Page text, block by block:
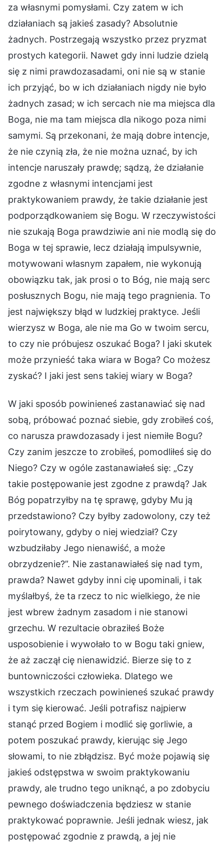
za własnymi pomysłami. Czy zatem w ich
działaniach są jakieś zasady? Absolutnie
żadnych. Postrzegają wszystko przez pryzmat
prostych kategorii. Nawet gdy inni ludzie dzielą
się z nimi prawdozasadami, oni nie są w stanie
ich przyjąć, bo w ich działaniach nigdy nie było
żadnych zasad; w ich sercach nie ma miejsca dla
Boga, nie ma tam miejsca dla nikogo poza nimi
samymi. Są przekonani, że mają dobre intencje,
że nie czynią zła, że nie można uznać, by ich
intencje naruszały prawdę; sądzą, że działanie
zgodne z własnymi intencjami jest
praktykowaniem prawdy, że takie działanie jest
podporządkowaniem się Bogu. W rzeczywistości
nie szukają Boga prawdziwie ani nie modlą się do
Boga w tej sprawie, lecz działają impulsywnie,
motywowani własnym zapałem, nie wykonują
obowiązku tak, jak prosi o to Bóg, nie mają serc
posłusznych Bogu, nie mają tego pragnienia. To
jest największy błąd w ludzkiej praktyce. Jeśli
wierzysz w Boga, ale nie ma Go w twoim sercu,
to czy nie próbujesz oszukać Boga? I jaki skutek
może przynieść taka wiara w Boga? Co możesz
zyskać? I jaki jest sens takiej wiary w Boga?
W jaki sposób powinieneś zastanawiać się nad
sobą, próbować poznać siebie, gdy zrobiłeś coś,
co narusza prawdozasady i jest niemiłe Bogu?
Czy zanim jeszcze to zrobiłeś, pomodliłeś się do
Niego? Czy w ogóle zastanawiałeś się: „Czy
takie postępowanie jest zgodne z prawdą? Jak
Bóg popatrzyłby na tę sprawę, gdyby Mu ją
przedstawiono? Czy byłby zadowolony, czy też
poirytowany, gdyby o niej wiedział? Czy
wzbudziłaby Jego nienawiść, a może
obrzydzenie?”. Nie zastanawiałeś się nad tym,
prawda? Nawet gdyby inni cię upominali, i tak
myślałbyś, że ta rzecz to nic wielkiego, że nie
jest wbrew żadnym zasadom i nie stanowi
grzechu. W rezultacie obraziłeś Boże
usposobienie i wywołało to w Bogu taki gniew,
że aż zaczął cię nienawidzić. Bierze się to z
buntowniczości człowieka. Dlatego we
wszystkich rzeczach powinieneś szukać prawdy
i tym się kierować. Jeśli potrafisz najpierw
stanąć przed Bogiem i modlić się gorliwie, a
potem poszukać prawdy, kierując się Jego
słowami, to nie zbłądzisz. Być może pojawią się
jakieś odstępstwa w swoim praktykowaniu
prawdy, ale trudno tego uniknąć, a po zdobyciu
pewnego doświadczenia będziesz w stanie
praktykować poprawnie. Jeśli jednak wiesz, jak
postępować zgodnie z prawdą, a jej nie